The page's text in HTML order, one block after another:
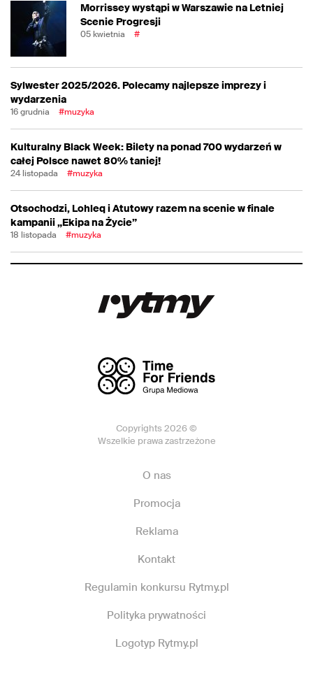
Morrissey wystąpi w Warszawie na Letniej
Scenie Progresji
05 kwietnia #
Sylwester 2025/2026. Polecamy najlepsze imprezy i
wydarzenia
16 grudnia #muzyka
Kulturalny Black Week: Bilety na ponad 700 wydarzeń w
całej Polsce nawet 80% taniej!
24 listopada #muzyka
Otsochodzi, Lohleq i Atutowy razem na scenie w finale
kampanii „Ekipa na Życie”
18 listopada #muzyka
Copyrights 2026 ©
Wszelkie prawa zastrzeżone
O nas
Promocja
Reklama
Kontakt
Regulamin konkursu Rytmy.pl
Polityka prywatności
Logotyp Rytmy.pl